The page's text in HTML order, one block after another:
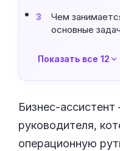
3
Чем
основные
Показать все 12
Бизнес-
руководителя,
операционную